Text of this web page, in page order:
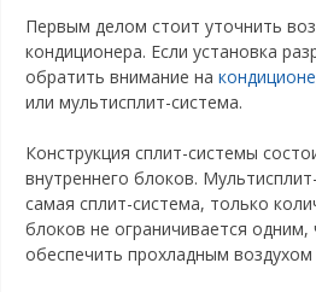
Первым делом стоит уточнить
кондиционера. Если установка
обратить внимание на
или мультисплит-система.
Конструкция сплит-системы
внутреннего блоков.
самая сплит-система, только
блоков не ограничивается одним,
обеспечить прохладным